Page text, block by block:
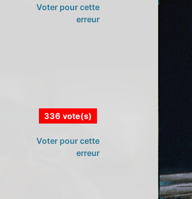
Voter pour cette
erreur
336 vote(s)
Voter pour cette
erreur